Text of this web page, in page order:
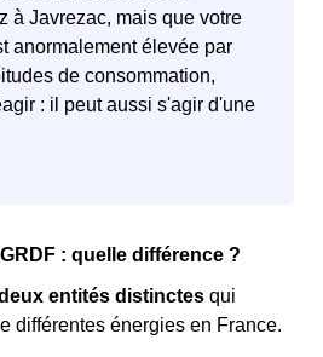
à Javrezac, mais que votre
anormalement élevée par
de consommation,
: il peut aussi s'agir d'une
: quelle différence ?
entités distinctes qui
différentes énergies en France.